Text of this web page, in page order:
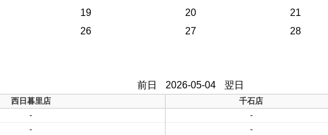
19 20 21
26 27 28
前日 2026-05-04 翌日
西日暮里店 千石店
- -
- -